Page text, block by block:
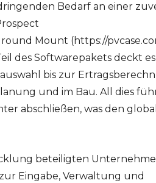
Bedarf an einer
Mount (https://
des Softwarepakets deckt
bis zur
und im Bau. All dies
abschließen, was den
beteiligten
Eingabe, Verwaltung und